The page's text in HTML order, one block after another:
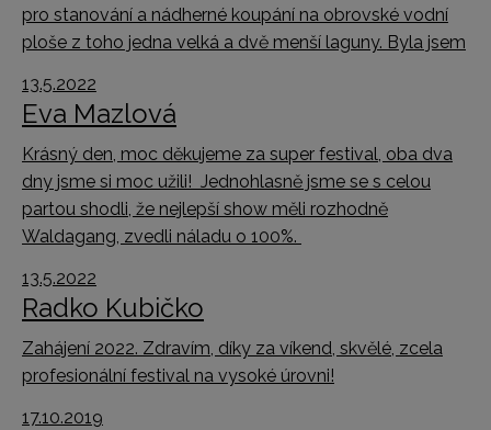
pro stanování a nádherné koupání na obrovské vodní
ploše z toho jedna velká a dvě menší laguny. Byla jsem
13.5.2022
Eva Mazlová
Krásný den, moc děkujeme za super festival, oba dva
dny jsme si moc užili! Jednohlasně jsme se s celou
partou shodli, že nejlepší show měli rozhodně
Waldagang, zvedli náladu o 100%.
13.5.2022
Radko Kubičko
Zahájení 2022. Zdravím, díky za víkend, skvělé, zcela
profesionální festival na vysoké úrovni!
17.10.2019